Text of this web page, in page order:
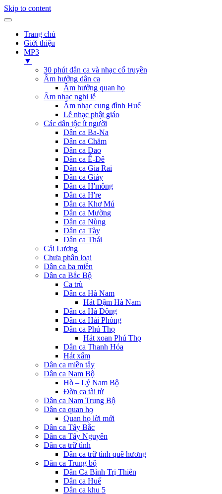
Skip to content
Trang chủ
Giới thiệu
MP3
▼
30 phút dân ca và nhạc cổ truyền
Âm hưởng dân ca
Âm hưởng quan họ
Âm nhạc nghi lễ
Âm nhạc cung đình Huế
Lễ nhạc phật giáo
Các dân tộc ít người
Dân ca Ba-Na
Dân ca Chăm
Dân ca Dao
Dân ca Ê-Đê
Dân ca Gia Rai
Dân ca Giáy
Dân ca H'mông
Dân ca H're
Dân ca Khơ Mú
Dân ca Mường
Dân ca Nùng
Dân ca Tày
Dân ca Thái
Cải Lương
Chưa phân loại
Dân ca ba miền
Dân ca Bắc Bộ
Ca trù
Dân ca Hà Nam
Hát Dậm Hà Nam
Dân ca Hà Đông
Dân ca Hải Phòng
Dân ca Phú Thọ
Hát xoan Phú Thọ
Dân ca Thanh Hóa
Hát xẩm
Dân ca miền tây
Dân ca Nam Bộ
Hò – Lý Nam Bộ
Đờn ca tài tử
Dân ca Nam Trung Bộ
Dân ca quan họ
Quan họ lời mới
Dân ca Tây Bắc
Dân ca Tây Nguyên
Dân ca trữ tình
Dân ca trữ tình quê hương
Dân ca Trung bộ
Dân Ca Bình Trị Thiên
Dân ca Huế
Dân ca khu 5